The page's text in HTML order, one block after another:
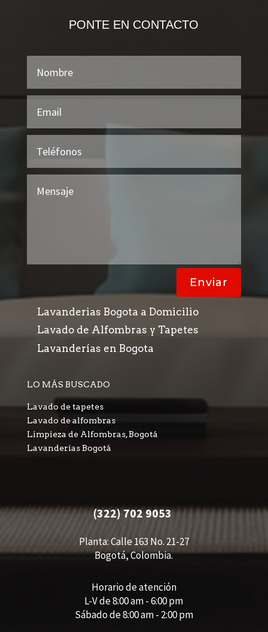
PONTE EN CONTACTO
Enviar
Lavanderias Bogota a Domicilio
Lavado de Alfombras y Tapetes
Lavanderías en Bogota
LO MÁS BUSCADO
Lavado de tapetes
Lavado de alfombras
Limpieza de Alfombras, Bogotá
Lavanderías Bogotá
(322) 702 9053
Planta: Calle 163 No. 21-27
Bogotá, Colombia.
Horario de atención
L-V de 8:00 am - 6:00 pm
Sábado de 8:00 am - 2:00 pm